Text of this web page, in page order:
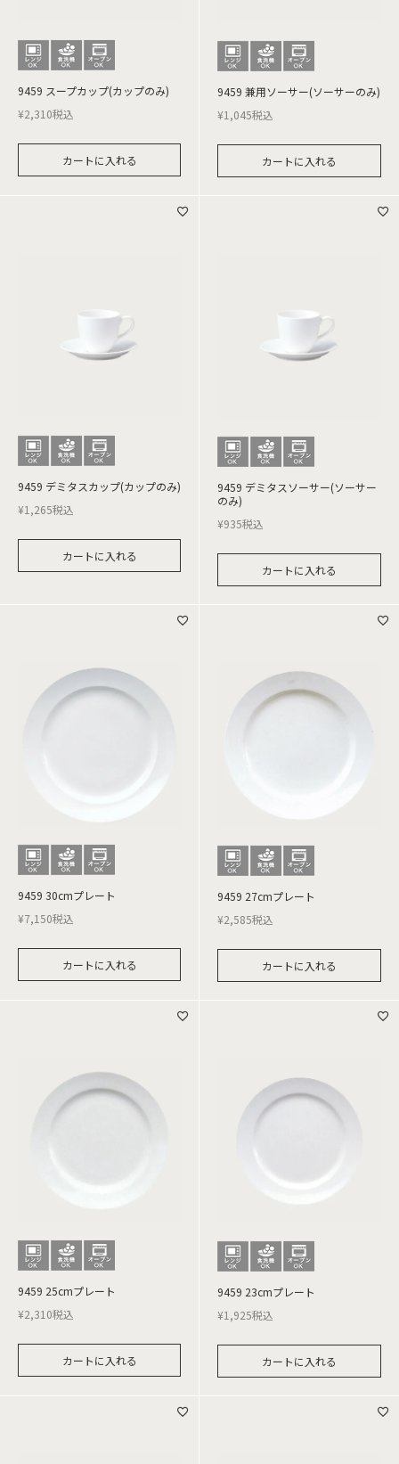
9459 スープカップ(カップのみ)
¥2,310税込
カートに入れる
9459 兼用ソーサー(ソーサーのみ)
¥1,045税込
カートに入れる
9459 デミタスカップ(カップのみ)
¥1,265税込
カートに入れる
9459 デミタスソーサー(ソーサー
のみ)
¥935税込
カートに入れる
9459 30cmプレート
¥7,150税込
カートに入れる
9459 27cmプレート
¥2,585税込
カートに入れる
9459 25cmプレート
¥2,310税込
カートに入れる
9459 23cmプレート
¥1,925税込
カートに入れる